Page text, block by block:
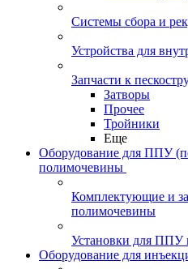
Системы сбора и
Устройства для
Запчасти к
Затворы
Прочее
Тройники
Еще
Оборудование для ППУ
полимочевины
Комплектующие и
полимочевины
Установки для ППУ
Оборудование для